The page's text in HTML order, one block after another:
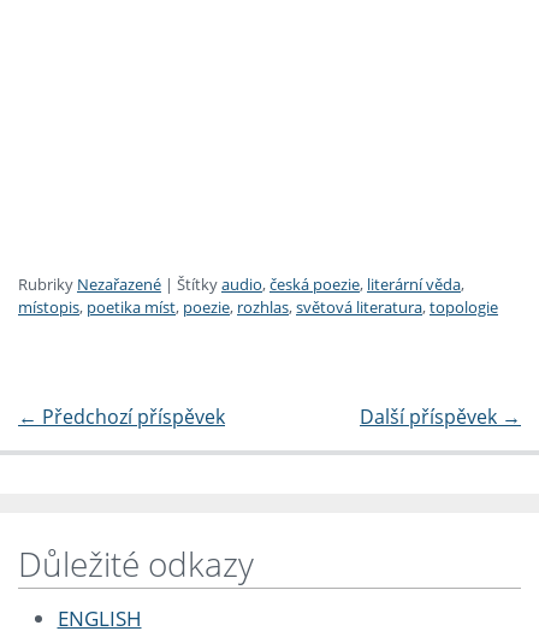
Rubriky Nezařazené | Štítkyaudio,česká poezie, literární věda,
místopis, poetika míst, poezie, rozhlas,světová literatura,topologie
← Předchozí příspěvek Další příspěvek →
Důležité odkazy
ENGLISH